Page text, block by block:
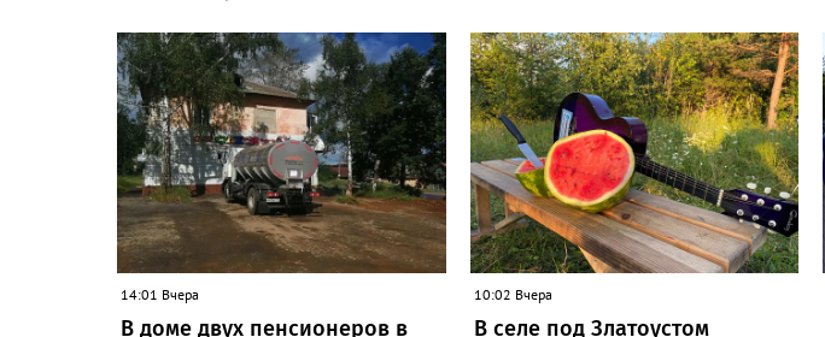
14:01 Вчера
В доме двух пенсионеров в
10:02 Вчера
В селе под Златоустом